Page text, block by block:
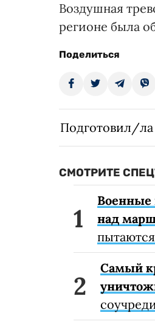
Воздушная
регионе была
Поделиться
Подготовил/
СМОТРИТЕ
Военные
над
Самый